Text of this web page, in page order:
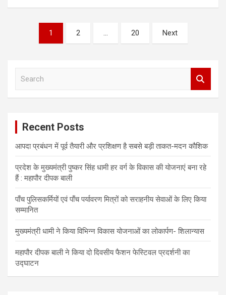
s
1 2 … 20 Next
Recent Posts
आपदा प्रबंधन में पूर्व तैयारी और प्रशिक्षण है सबसे बड़ी ताकत-मदन कौशिक
प्रदेश के मुख्यमंत्री पुष्कर सिंह धामी हर वर्ग के विकास की योजनाएं बना रहे
हैं : महापौर दीपक बाली
पाँच पुलिसकर्मियों एवं पाँच पर्यावरण मित्रों को सराहनीय सेवाओं के लिए किया
सम्मानित
मुख्यमंत्री धामी ने किया विभिन्न विकास योजनाओं का लोकार्पण- शिलान्यास
महापौर दीपक बाली ने किया दो दिवसीय फैशन फेस्टिवल प्रदर्शनी का
उद्घाटन